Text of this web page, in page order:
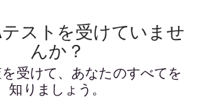
テストを受けていませ
んか？
受けて、あなたのすべてを
知りましょう。